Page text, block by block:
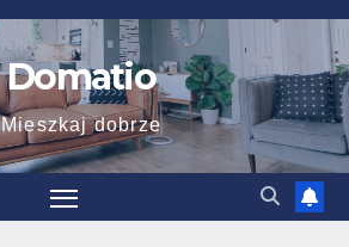
Domatio
Mieszkaj dobrze